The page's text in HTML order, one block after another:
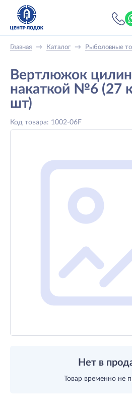
Главная → Каталог → Рыболовные
Вертлюжок
накаткой №6 (27
шт)
Код товара: 1002-06F
Нет в
Товар временно не